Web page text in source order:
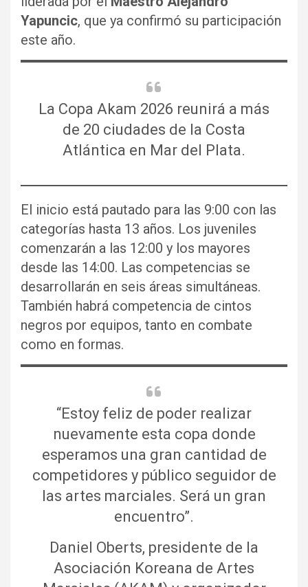
Yapuncic, que ya confirmó su participación
este año.
La Copa Akam 2026 reunirá a más
de 20 ciudades de la Costa
Atlántica en Mar del Plata.
El inicio está pautado para las 9:00 con las
categorías hasta 13 años. Los juveniles
comenzarán a las 12:00 y los mayores
desde las 14:00. Las competencias se
desarrollarán en seis áreas simultáneas.
También habrá competencia de cintos
negros por equipos, tanto en combate
como en formas.
“Estoy feliz de poder realizar
nuevamente esta copa donde
esperamos una gran cantidad de
competidores y público seguidor de
las artes marciales. Será un gran
encuentro”.
Daniel Oberts, presidente de la
Asociación Koreana de Artes